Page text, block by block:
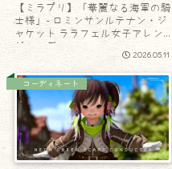
【ミラプリ】「華麗なる海軍の騎
士様」- ロミンサンルテナン・ジ
ャケット ララフェル女子アレン
ジコーデ
2026.05.11
コーディネート